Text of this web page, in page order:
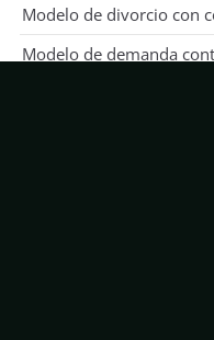
Modelo de divorcio con
Modelo de demanda